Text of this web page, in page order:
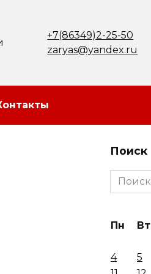
+7(86349)2-25-50
zaryas@yandex.ru
Поиск
Search
for:
Пн Вт
4
5